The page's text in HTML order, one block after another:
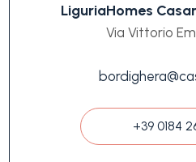
LiguriaHomes
Via Vittorio
+39 0184